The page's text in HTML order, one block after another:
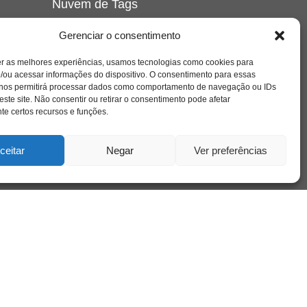
Gerenciar o consentimento
as melhores experiências, usamos tecnologias como cookies para
ou acessar informações do dispositivo. O consentimento para essas
permitirá processar dados como comportamento de navegação ou IDs
site. Não consentir ou retirar o consentimento pode afetar
certos recursos e funções.
Negar Ver preferências
Nuvem de Tags
crianca cuidado cultura depressao
educação família filme
freud infância insight jung liberdade livro
loucura luto maternidade
psicologia relato